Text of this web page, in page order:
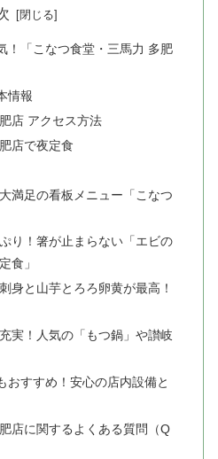
！「こなつ食堂・三馬力 多肥
情報
店 アクセス方法
店で夜定食
満足の看板メニュー「こなつ
り！箸が止まらない「エビの
食」
身と山芋とろろ卵黄が最高！
実！人気の「もつ鍋」や讃岐
おすすめ！安心の店内設備と
店に関するよくある質問（Q